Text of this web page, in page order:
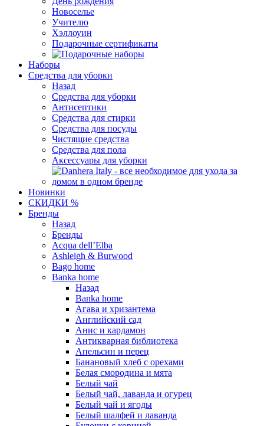
Новоселье
Учителю
Хэллоуин
Подарочные сертификаты
Наборы
Средства для уборки
Назад
Средства для уборки
Антисептики
Средства для стирки
Средства для посуды
Чистящие средства
Средства для пола
Аксессуары для уборки
Новинки
СКИДКИ %
Бренды
Назад
Бренды
Acqua dell’Elba
Ashleigh & Burwood
Bago home
Banka home
Назад
Banka home
Агава и хризантема
Английский сад
Анис и кардамон
Антикварная библиотека
Апельсин и перец
Банановый хлеб с орехами
Белая смородина и мята
Белый чай
Белый чай, лаванда и огурец
Белый чай и ягоды
Белый шалфей и лаванда